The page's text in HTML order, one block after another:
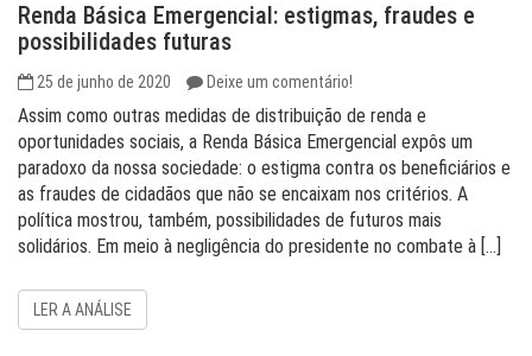
Renda Básica Emergencial: estigmas, fraudes e
possibilidades futuras
25 de junho de 2020 Deixe um comentário!
Assim como outras medidas de distribuição de renda e
oportunidades sociais, a Renda Básica Emergencial expôs um
paradoxo da nossa sociedade: o estigma contra os beneficiários e
as fraudes de cidadãos que não se encaixam nos critérios. A
política mostrou, também, possibilidades de futuros mais
solidários. Em meio à negligência do presidente no combate à […]
LER A ANÁLISE